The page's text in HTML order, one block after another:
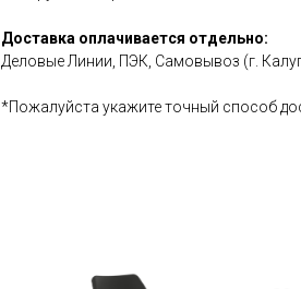
Доставка оплачивается отдельно:
Деловые Линии, ПЭК, Самовывоз (г.
*Пожалуйста укажите точный способ